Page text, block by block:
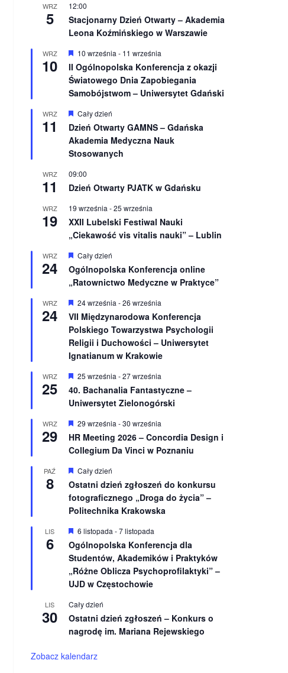
n
e
WRZ
5
12:00
Stacjonarny Dzień Otwarty – Akademia
Leona Koźmińskiego w Warszawie
WRZ
10
W
y
r
ó
ż
n
o
n
e
10 września - 11 września
II Ogólnopolska Konferencja z okazji
Światowego Dnia Zapobiegania
Samobójstwom – Uniwersytet Gdański
WRZ
11
W
y
r
ó
ż
n
o
n
Cały dzień
Dzień Otwarty GAMNS – Gdańska
Akademia Medyczna Nauk
Stosowanych
WRZ
11
09:00
Dzień Otwarty PJATK w Gdańsku
WRZ
19
19 września -25 września
XXII Lubelski Festiwal Nauki
„Ciekawość vis vitalis nauki” – Lublin
WRZ
24
W
r
ó
n
i
o
n
e
Cały dzień
Ogólnopolska Konferencja online
„Ratownictwo Medyczne w Praktyce”
WRZ
24
W
y
r
ó
ż
n
i
n
e
24 września -26 września
VII Międzynarodowa Konferencja
Polskiego Towarzystwa Psychologii
Religii i Duchowości – Uniwersytet
Ignatianum w Krakowie
WRZ
25
W
r
ó
n
i
o
n
25 września -27 września
40. Bachanalia Fantastyczne –
Uniwersytet Zielonogórski
WRZ
29
W
y
r
ó
n
o
n
e
29 września -30 września
HR Meeting 2026 – Concordia Design i
Collegium Da Vinci w Poznaniu
PAŹ
8
W
r
ó
ż
n
i
o
n
e
Cały dzień
Ostatni dzień zgłoszeń do konkursu
fotograficznego „Droga do życia” –
Politechnika Krakowska
LIS
6
W
r
ó
ż
n
i
n
e
6 listopada -7 listopada
Ogólnopolska Konferencja dla
Studentów, Akademików i Praktyków
„Różne Oblicza Psychoprofilaktyki” –
UJD w Częstochowie
LIS
30
Cały dzień
Ostatni dzień zgłoszeń – Konkurs o
nagrodę im. Mariana Rejewskiego
Zobacz kalendarz